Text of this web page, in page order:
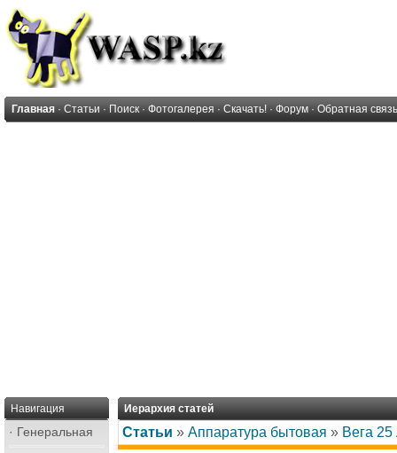
Главная · Статьи · Поиск · Фотогалерея · Скачать! · Форум · Обратная связь
Навигация
· Генеральная
Иерархия статей
Статьи » Аппаратура бытовая » Вега